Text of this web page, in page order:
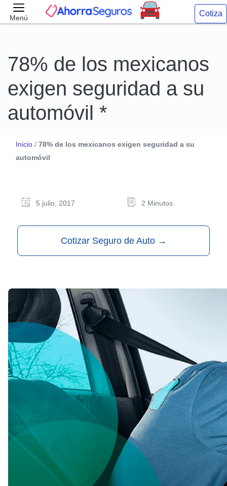
Menú Cotiza
78% de los mexicanos
exigen seguridad a su
automóvil *
Inicio / 78% de los mexicanos exigen seguridad a su
automóvil
5 julio, 2017 2 Minutos
Cotizar Seguro de Auto →